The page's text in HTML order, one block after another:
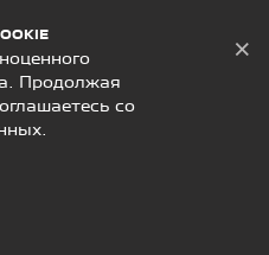
Продолжая
со
×